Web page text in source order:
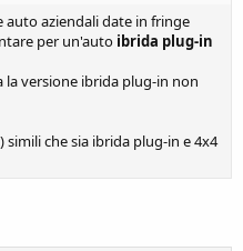
auto aziendali date in fringe
per un'auto ibrida plug-in
la versione ibrida plug-in non
che sia ibrida plug-in e 4x4